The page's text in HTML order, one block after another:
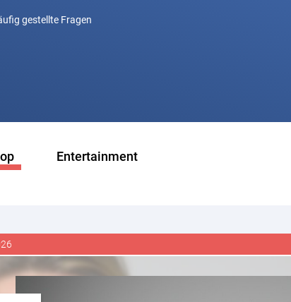
gestellte Fragen
Entertainment